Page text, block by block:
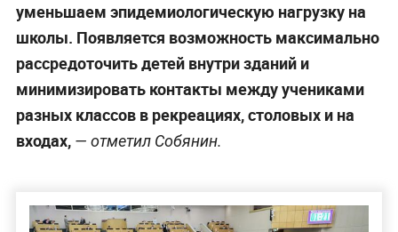
уменьшаем эпидемио­логическую нагрузку на
школы. Появляется возможность максимально
рассредоточить детей внутри зданий и
минимизировать контакты между учениками
разных классов в рекреациях, столовых и на
входах, — отметил Собянин.